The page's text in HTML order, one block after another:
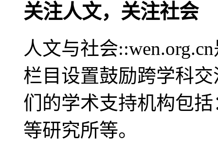
关注人文，关注社会
人文与社会
栏目设置鼓励跨学科
们的学术支持机构包
等研究所等。